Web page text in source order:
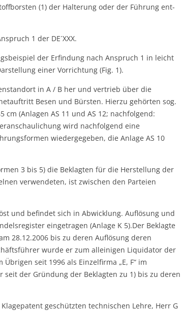
(1) der Halterung oder der Führung ent-
1 der DE´XXX.
der Erfindung nach Anspruch 1 in leicht
einer Vorrichtung (Fig. 1).
in A / B her und vertrieb über die
Besen und Bürsten. Hierzu gehörten sog.
(Anlagen AS 11 und AS 12; nachfolgend:
wird nachfolgend eine
wiedergegeben, die Anlage AS 10
3 bis 5) die Beklagten für die Herstellung der
verwendeten, ist zwischen den Parteien
und befindet sich in Abwicklung. Auflösung und
eingetragen (Anlage K 5).Der Beklagte
28.12.2006 bis zu deren Auflösung deren
wurde er zum alleinigen Liquidator der
seit 1996 als Einzelfirma „E, F“ im
seit der Gründung der Beklagten zu 1) bis zu deren
geschützten technischen Lehre, Herr G